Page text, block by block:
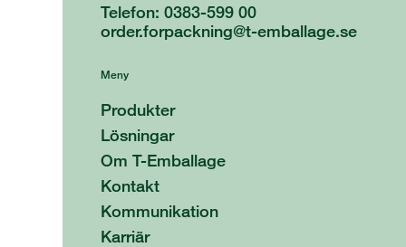
Telefon: 0383-599 00
order.forpackning@t-emballage.se
Meny
Produkter
Lösningar
Om T-Emballage
Kontakt
Kommunikation
Karriär